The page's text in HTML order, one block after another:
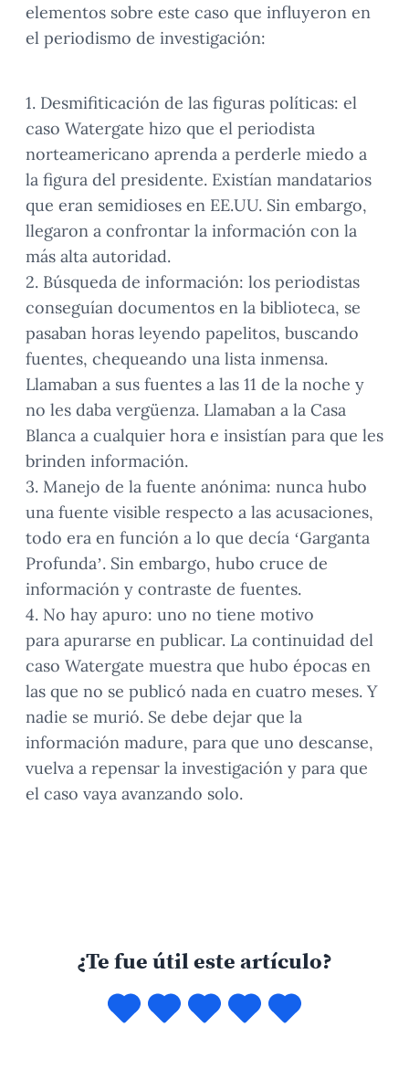
elementos sobre este caso que influyeron en
el periodismo de investigación:
1. Desmifiticación de las figuras políticas: el
caso Watergate hizo que el periodista
norteamericano aprenda a perderle miedo a
la figura del presidente. Existían mandatarios
que eran semidioses en EE.UU. Sin embargo,
llegaron a confrontar la información con la
más alta autoridad.
2. Búsqueda de información: los periodistas
conseguían documentos en la biblioteca, se
pasaban horas leyendo papelitos, buscando
fuentes, chequeando una lista inmensa.
Llamaban a sus fuentes a las 11 de la noche y
no les daba vergüenza. Llamaban a la Casa
Blanca a cualquier hora e insistían para que les
brinden información.
3. Manejo de la fuente anónima: nunca hubo
una fuente visible respecto a las acusaciones,
todo era en función a lo que decía ‘Garganta
Profunda’. Sin embargo, hubo cruce de
información y contraste de fuentes.
4. No hay apuro: uno no tiene motivo
para apurarse en publicar. La continuidad del
caso Watergate muestra que hubo épocas en
las que no se publicó nada en cuatro meses. Y
nadie se murió. Se debe dejar que la
información madure, para que uno descanse,
vuelva a repensar la investigación y para que
el caso vaya avanzando solo.
¿Te fue útil este artículo?